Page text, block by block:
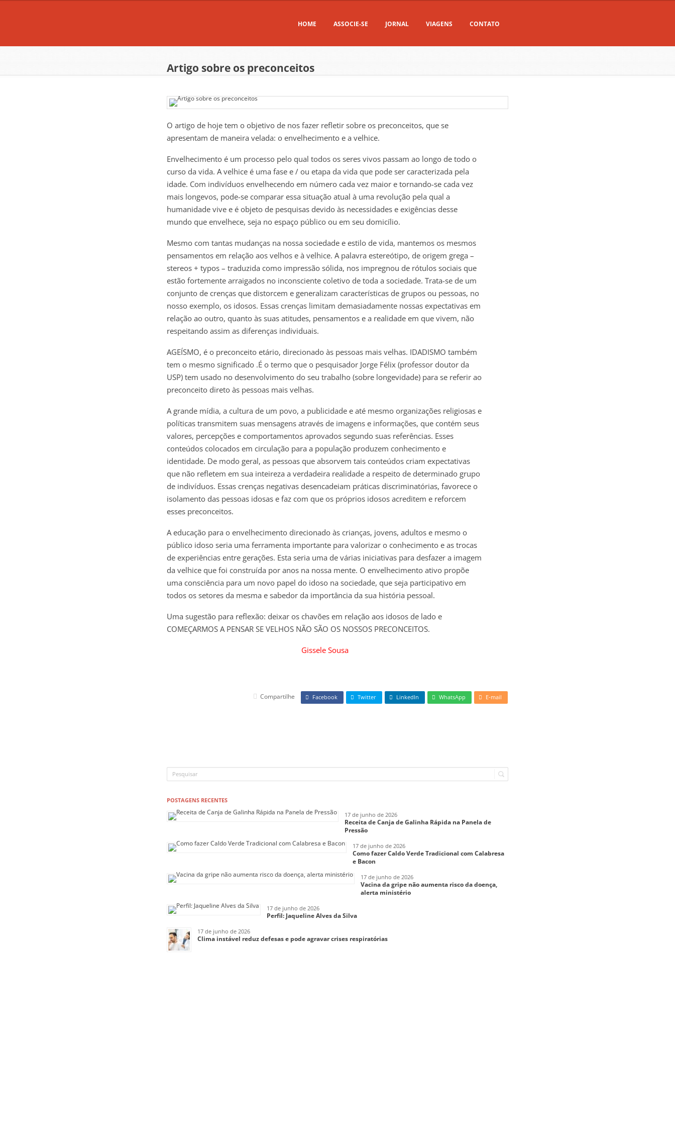
HOME ASSOCIE-SE JORNAL VIAGENS CONTATO
Artigo sobre os preconceitos
O artigo de hoje tem o objetivo de nos fazer refletir sobre os preconceitos, que se
apresentam de maneira velada: o envelhecimento e a velhice.
Envelhecimento é um processo pelo qual todos os seres vivos passam ao longo de todo o
curso da vida. A velhice é uma fase e / ou etapa da vida que pode ser caracterizada pela
idade. Com indivíduos envelhecendo em número cada vez maior e tornando-se cada vez
mais longevos, pode-se comparar essa situação atual à uma revolução pela qual a
humanidade vive e é objeto de pesquisas devido às necessidades e exigências desse
mundo que envelhece, seja no espaço público ou em seu domicílio.
Mesmo com tantas mudanças na nossa sociedade e estilo de vida, mantemos os mesmos
pensamentos em relação aos velhos e à velhice. A palavra estereótipo, de origem grega –
stereos + typos – traduzida como impressão sólida, nos impregnou de rótulos sociais que
estão fortemente arraigados no inconsciente coletivo de toda a sociedade. Trata-se de um
conjunto de crenças que distorcem e generalizam características de grupos ou pessoas, no
nosso exemplo, os idosos. Essas crenças limitam demasiadamente nossas expectativas em
relação ao outro, quanto às suas atitudes, pensamentos e a realidade em que vivem, não
respeitando assim as diferenças individuais.
AGEÍSMO, é o preconceito etário, direcionado às pessoas mais velhas. IDADISMO também
tem o mesmo significado .É o termo que o pesquisador Jorge Félix (professor doutor da
USP) tem usado no desenvolvimento do seu trabalho (sobre longevidade) para se referir ao
preconceito direto às pessoas mais velhas.
A grande mídia, a cultura de um povo, a publicidade e até mesmo organizações religiosas e
políticas transmitem suas mensagens através de imagens e informações, que contém seus
valores, percepções e comportamentos aprovados segundo suas referências. Esses
conteúdos colocados em circulação para a população produzem conhecimento e
identidade. De modo geral, as pessoas que absorvem tais conteúdos criam expectativas
que não refletem em sua inteireza a verdadeira realidade a respeito de determinado grupo
de indivíduos. Essas crenças negativas desencadeiam práticas discriminatórias, favorece o
isolamento das pessoas idosas e faz com que os próprios idosos acreditem e reforcem
esses preconceitos.
A educação para o envelhecimento direcionado às crianças, jovens, adultos e mesmo o
público idoso seria uma ferramenta importante para valorizar o conhecimento e as trocas
de experiências entre gerações. Esta seria uma de várias iniciativas para desfazer a imagem
da velhice que foi construída por anos na nossa mente. O envelhecimento ativo propõe
uma consciência para um novo papel do idoso na sociedade, que seja participativo em
todos os setores da mesma e sabedor da importância da sua história pessoal.
Uma sugestão para reflexão: deixar os chavões em relação aos idosos de lado e
COMEÇARMOS A PENSAR SE VELHOS NÃO SÃO OS NOSSOS PRECONCEITOS.
Gissele Sousa
Compartilhe Facebook Twitter LinkedIn WhatsApp E-mail
POSTAGENS RECENTES
17 de junho de 2026
Receita de Canja de Galinha Rápida na Panela de
Pressão
17 de junho de 2026
Como fazer Caldo Verde Tradicional com Calabresa
e Bacon
17 de junho de 2026
Vacina da gripe não aumenta risco da doença,
alerta ministério
17 de junho de 2026
Perfil: Jaqueline Alves da Silva
17 de junho de 2026
Clima instável reduz defesas e pode agravar crises respiratórias